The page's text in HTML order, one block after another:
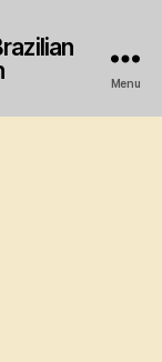
Menu